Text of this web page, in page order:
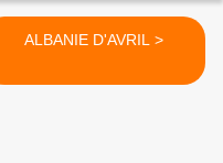
ALBANIE D'AVRIL >